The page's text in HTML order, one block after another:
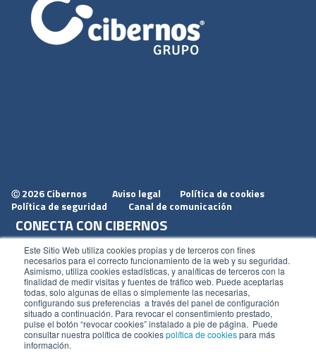
Este Sitio Web utiliza cookies propias y de terceros con fines
necesarios para el correcto funcionamiento de la web y su seguridad.
Asimismo, utiliza cookies estadísticas, y analíticas de terceros con la
finalidad de medir visitas y fuentes de tráfico web. Puede aceptarlas
todas, solo algunas de ellas o simplemente las necesarias,
configurando sus preferencias a través del panel de configuración
situado a continuación. Para revocar el consentimiento prestado,
pulse el botón “revocar cookies” instalado a pie de página. Puede
consultar nuestra política de cookiespolítica de cookiespara más
información.
Ⓒ 2026 Cibernos Aviso legal
Política de cookies
Política de seguridad
Canal de comunicación
CONECTA CON CIBERNOS
Únete a nosotros
Dónde estamos
Conoce nuestro blog